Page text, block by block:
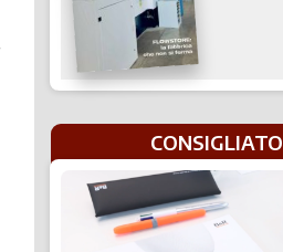
CONSIGLIATO